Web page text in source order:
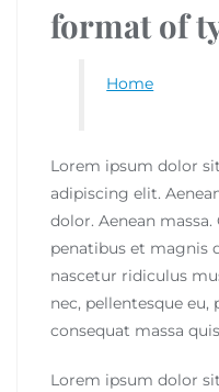
format of
Home
Lorem ipsum dolor
adipiscing elit.
dolor. Aenean
penatibus et magnis
nascetur ridiculus
nec, pellentesque
consequat massa
Lorem ipsum dolor